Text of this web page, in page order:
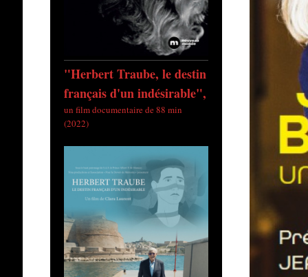
"Herbert Traube, le destin
français d'un indésirable",
un film documentaire de 88 min
(2022)